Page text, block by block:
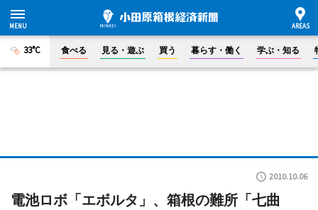
33°C 食べる 見る・遊ぶ 買う 暮らす・働く 学ぶ・知る
2010.10.06
電池ロボ「エボルタ」、箱根の難所「七曲